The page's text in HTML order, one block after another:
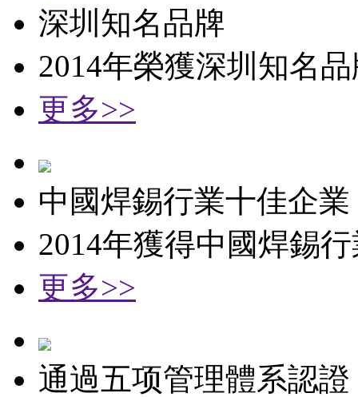
深圳知名品牌
2014年榮獲深圳知名
更多>>
中國焊錫行業十佳企業
2014年獲得中國焊錫
更多>>
通過五项管理體系認證